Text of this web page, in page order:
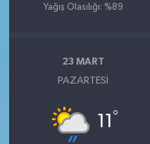
Yağış Olasılığı: %89
23 MART
PAZARTESI
11 °